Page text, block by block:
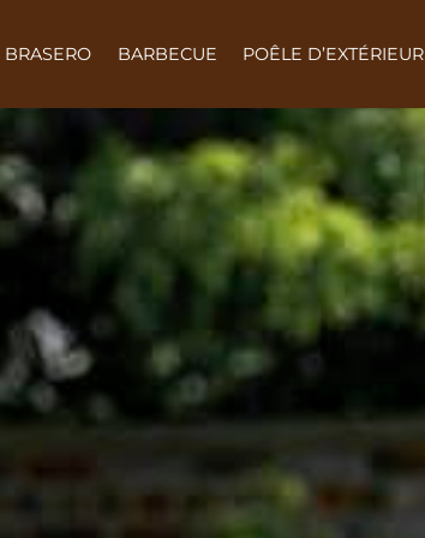
BRASERO BARBECUE POÊLE D’EXTÉRIEUR